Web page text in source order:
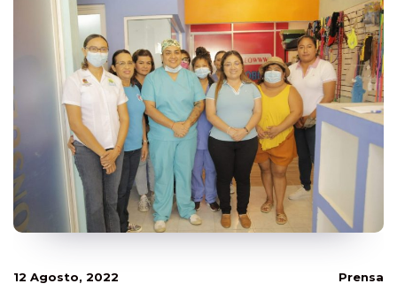
12 Agosto, 2022 Prensa